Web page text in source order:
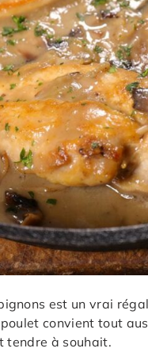
est un vrai
convient tout
tendre à souhait.